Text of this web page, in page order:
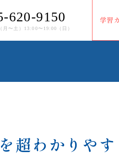
620-9150
⽉〜⼟）13:00〜19:00（⽇）
学習
超わかりや